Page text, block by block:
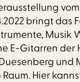
vom
bringt das
Musik
E-Gitarren der
und
Hier